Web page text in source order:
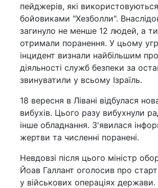
пейджерів, які використовуються
бойовиками "Хезболли".
загинуло не менше 12 людей, а
отримали поранення. У цьому
інцидент визнали найбільшим
діяльності служб безпеки за
звинуватили у всьому Ізраїль.
18 вересня в Лівані відбулася
вибухів. Цього разу вибухнули
інше обладнання. З'явилася
жертви та численні поранені.
Невдовзі після цього міністр
Йоав Галлант оголосив про
у військових операціях держави.